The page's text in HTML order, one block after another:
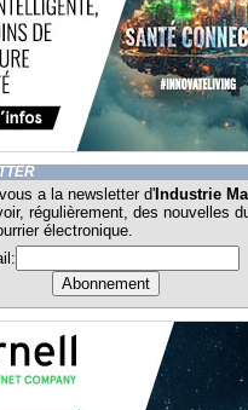
a la newsletter d' Industrie
régulièrement, des nouvelles
électronique.